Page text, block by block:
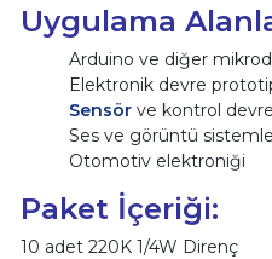
Uygulama
Arduino ve diğer
Elektronik devre
Sensör ve kontrol
Ses ve görüntü
Otomotiv elektroniği
Paket İçeriği:
10 adet 220K 1/4W Direnç